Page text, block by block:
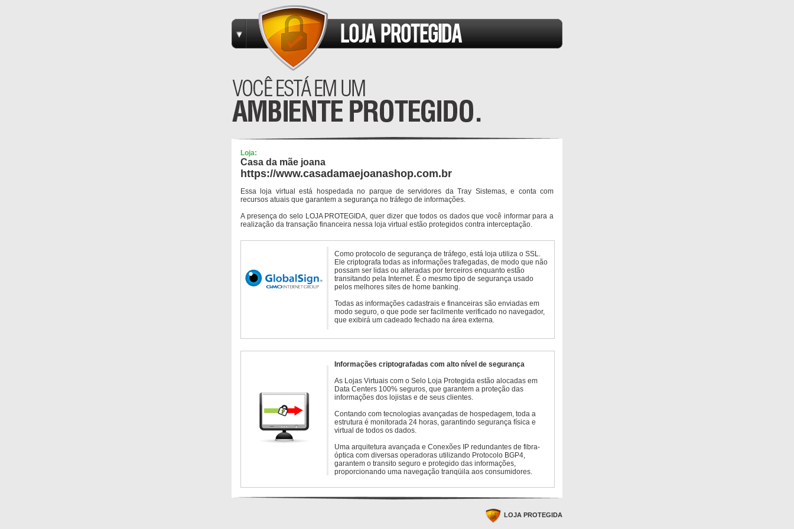
Loja:
Casa da mãe joana
https://www.casadamaejoanashop.com.br
Essa loja virtual está hospedada no parque de servidores da Tray Sistemas, e conta com
recursos atuais que garantem a segurança no tráfego de informações.
A presença do selo LOJA PROTEGIDA, quer dizer que todos os dados que você informar para a
realização da transação financeira nessa loja virtual estão protegidos contra interceptação.
Como protocolo de segurança de tráfego, está loja utiliza o SSL.
Ele criptografa todas as informações trafegadas, de modo que não
possam ser lidas ou alteradas por terceiros enquanto estão
transitando pela Internet. É o mesmo tipo de segurança usado
pelos melhores sites de home banking.
Todas as informações cadastrais e financeiras são enviadas em
modo seguro, o que pode ser facilmente verificado no navegador,
que exibirá um cadeado fechado na área externa.
Informações criptografadas com alto nível de segurança
As Lojas Virtuais com o Selo Loja Protegida estão alocadas em
Data Centers 100% seguros, que garantem a proteção das
informações dos lojistas e de seus clientes.
Contando com tecnologias avançadas de hospedagem, toda a
estrutura é monitorada 24 horas, garantindo segurança física e
virtual de todos os dados.
Uma arquitetura avançada e Conexões IP redundantes de fibra-
óptica com diversas operadoras utilizando Protocolo BGP4,
garantem o transito seguro e protegido das informações,
proporcionando uma navegação tranqüila aos consumidores.
LOJA PROTEGIDA